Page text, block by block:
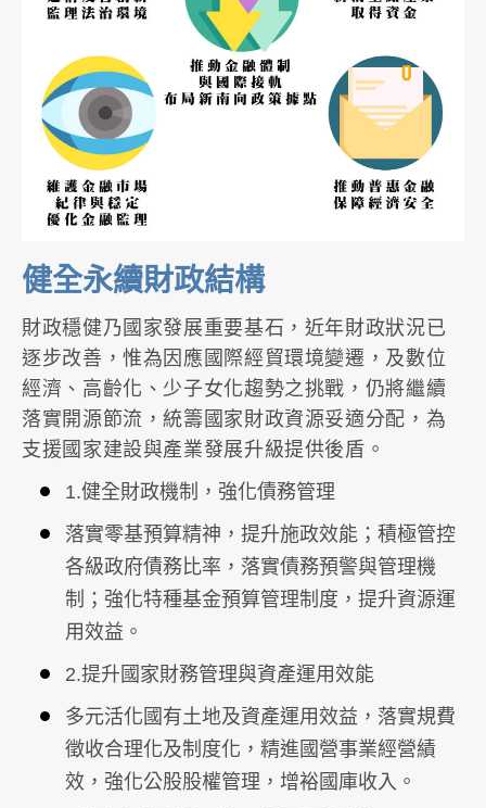
健全永續財政結構
財政穩健乃國家發展重要基石，近年財政狀況已
逐步改善，惟為因應國際經貿環境變遷，及數位
經濟、高齡化、少子女化趨勢之挑戰，仍將繼續
落實開源節流，統籌國家財政資源妥適分配，為
支援國家建設與產業發展升級提供後盾。
1.健全財政機制，強化債務管理
落實零基預算精神，提升施政效能；積極管控
各級政府債務比率，落實債務預警與管理機
制；強化特種基金預算管理制度，提升資源運
用效益。
2.提升國家財務管理與資產運用效能
多元活化國有土地及資產運用效益，落實規費
徵收合理化及制度化，精進國營事業經營績
效，強化公股股權管理，增裕國庫收入。